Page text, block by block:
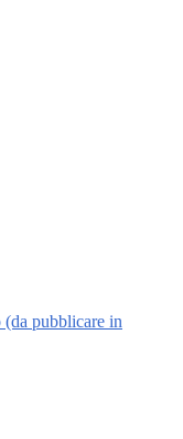
pubblicare in